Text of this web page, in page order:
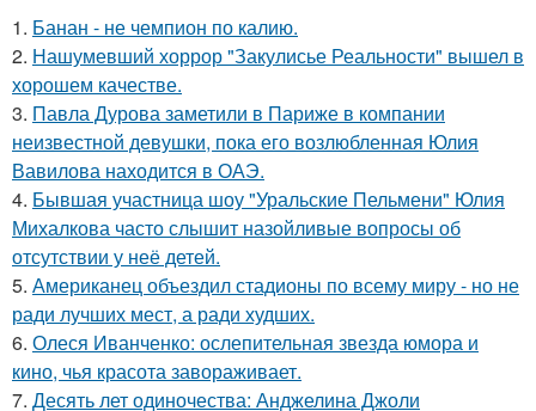
1. Банан - не чемпион по калию.
2. Нашумевший хоррор "Закулисье Реальности" вышел в
хорошем качестве.
3. Павла Дурова заметили в Париже в компании
неизвестной девушки, пока его возлюбленная Юлия
Вавилова находится в ОАЭ.
4. Бывшая участница шоу "Уральские Пельмени" Юлия
Михалкова часто слышит назойливые вопросы об
отсутствии у неё детей.
5. Американец объездил стадионы по всему миру - но не
ради лучших мест, а ради худших.
6. Олеся Иванченко: ослепительная звезда юмора и
кино, чья красота завораживает.
7. Десять лет одиночества: Анджелина Джоли